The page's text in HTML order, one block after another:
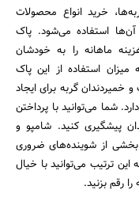
خرید انواع محصولات
استفاده می‌شود. پاک‌
ماهانه را به خودشان
استفاده از این پاک
گربه برای ایجاد
شما می‌توانید با پرداختن
پیشگیری کنید. شامپو و
بخشی از شوینده‌های ضروری
ترتیب می‌توانید با خیال
رقم بزنید.